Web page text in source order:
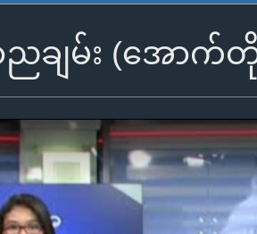
ချမ်း (အောက်